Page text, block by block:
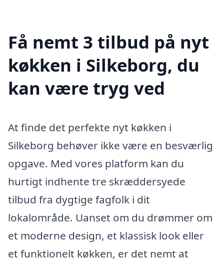
Få nemt 3 tilbud på nyt
køkken i Silkeborg, du
kan være tryg ved
At finde det perfekte nyt køkken i
Silkeborg behøver ikke være en besværlig
opgave. Med vores platform kan du
hurtigt indhente tre skræddersyede
tilbud fra dygtige fagfolk i dit
lokalområde. Uanset om du drømmer om
et moderne design, et klassisk look eller
et funktionelt køkken, er det nemt at